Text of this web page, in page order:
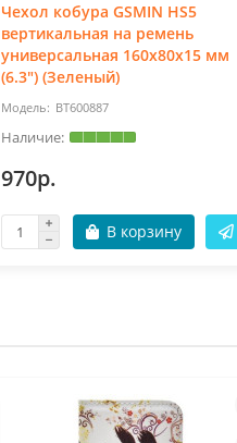
Чехол кобура GSMIN HS5
вертикальная на ремень
универсальная 160x80x15 мм
(6.3") (Зеленый)
BT600887
970р.
В корзину